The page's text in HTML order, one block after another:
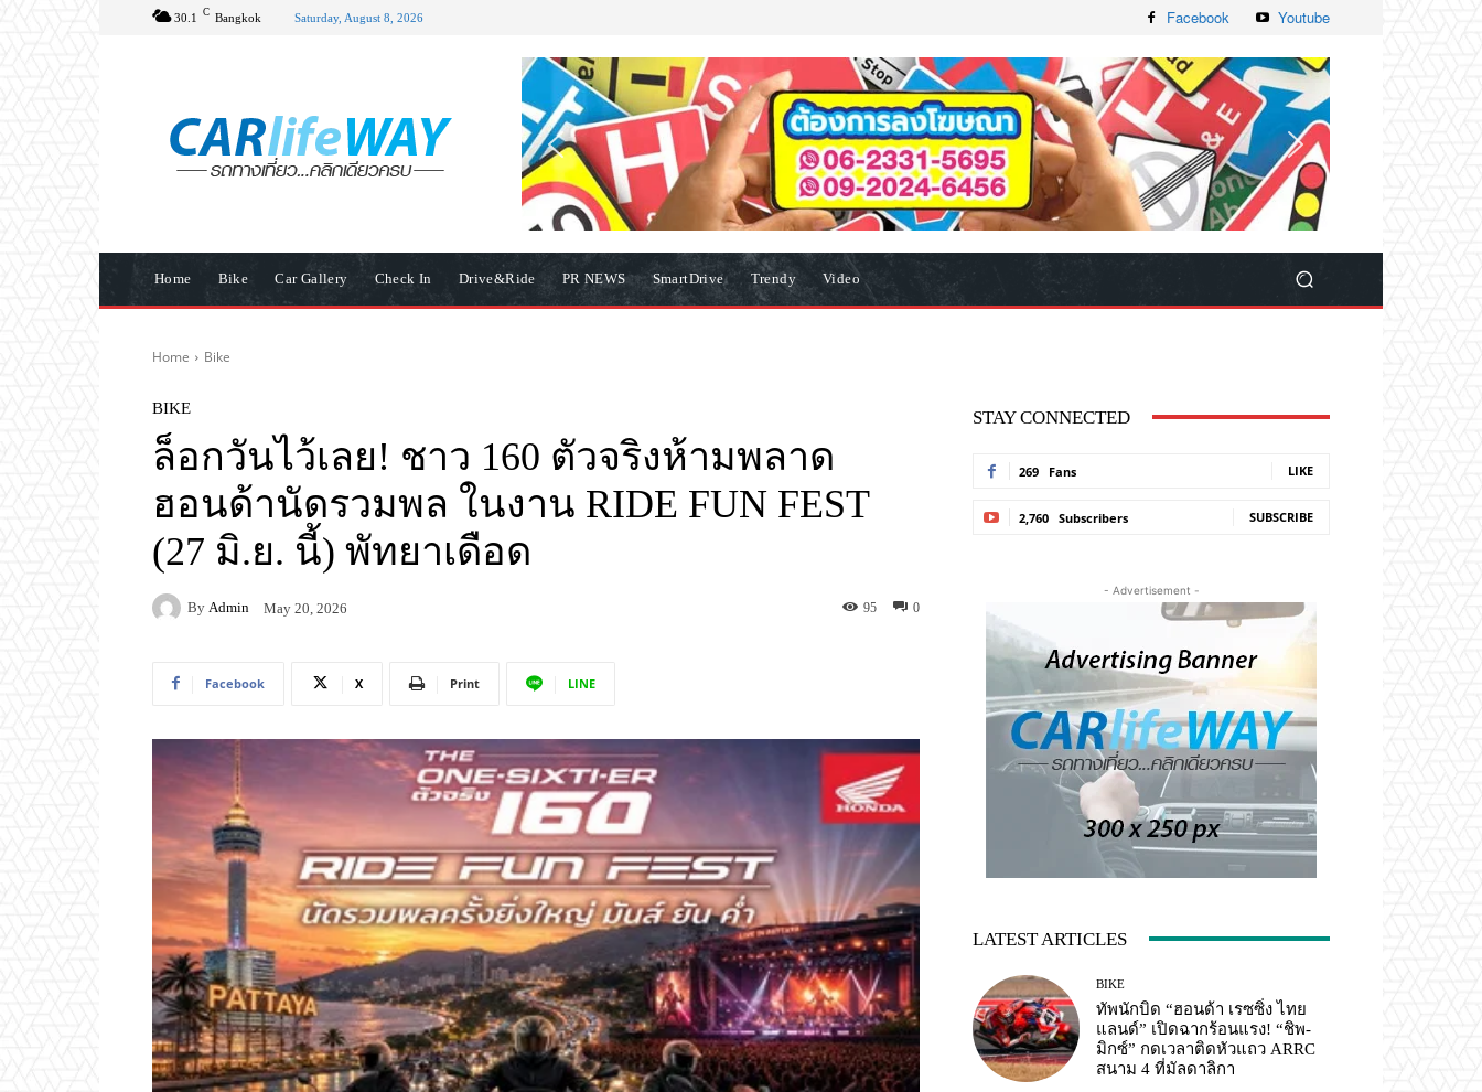
30.1 C Bangkok Saturday, August 8, 2026 Facebook Youtube
Home Bike Car Gallery Check In Drive&Ride PR NEWS SmartDrive Trendy Video
Home Bike
BIKE
ล็อกวันไว้เลย! ชาว 160 ตัวจริงห้ามพลาด
ฮอนด้านัดรวมพล ในงาน RIDE FUN FEST
(27 มิ.ย. นี้) พัทยาเดือด
By Admin May 20, 2026 0
95
Facebook X Print LINE
STAY CONNECTED
269 Fans LIKE
2,760 Subscribers SUBSCRIBE
- Advertisement -
LATEST ARTICLES
BIKE
ทัพนักบิด “ฮอนด้า เรซซิ่ง ไทย
แลนด์” เปิดฉากร้อนแรง! “ชิพ-
มิกซ์” กดเวลาติดหัวแถว ARRC
สนาม 4 ที่มัลดาลิกา